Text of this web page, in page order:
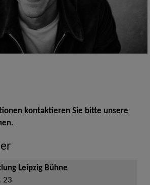
kontaktieren Sie bitte unsere
Leipzig Bühne
23